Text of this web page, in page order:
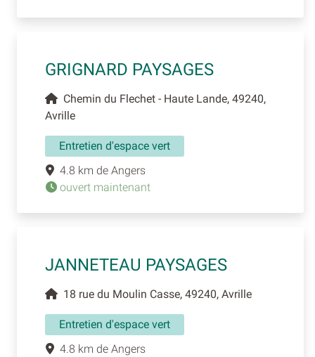
GRIGNARD PAYSAGES
Chemin du Flechet - Haute Lande, 49240,
Avrille
Entretien d'espace vert
4.8 km de Angers
ouvert maintenant
JANNETEAU PAYSAGES
18 rue du Moulin Casse, 49240, Avrille
Entretien d'espace vert
4.8 km de Angers